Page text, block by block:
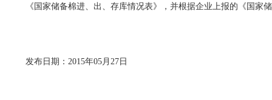
《国家储备棉进、出、存库情况表》，并根据企业上报的《国
发布日期：2015年05月27日